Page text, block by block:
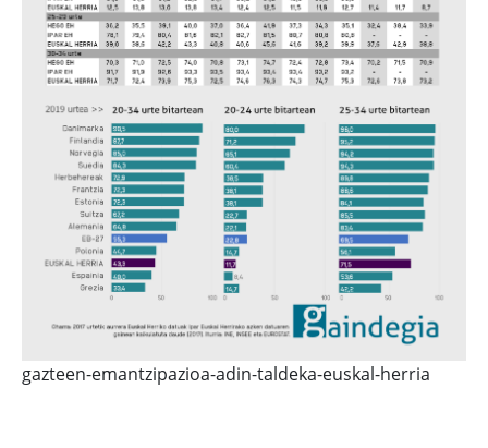
gazteen-emantzipazioa-adin-taldeka-euskal-herria